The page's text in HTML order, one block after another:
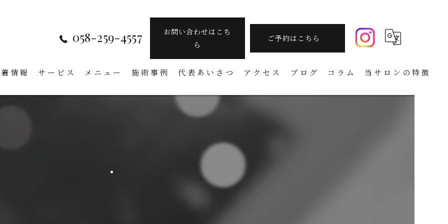
058-259-4557
お問い合わせはこち
ら
ご予約はこちら
情報 サービス メニュー 施術事例 代表あいさつ アクセス ブログ コラム 当サロンの特徴
.